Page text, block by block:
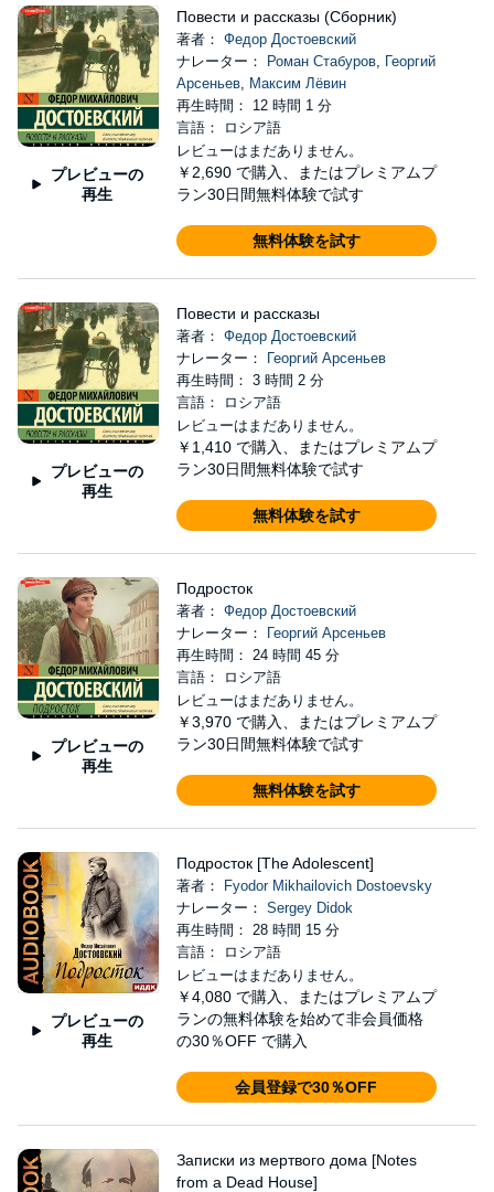
プレビューの
再生
Повести и рассказы (Сборник)
著者： Федор Достоевский
ナレーター：
Роман Стабуров, Георгий
Арсеньев, Максим Лёвин
再生時間： 12 時間 1 分
言語： ロシア語
レビューはまだありません。
￥2,690 で購入、またはプレミアムプ
ラン30日間無料体験で試す
無料体験を試す
プレビューの
再生
Повести и рассказы
著者： Федор Достоевский
ナレーター：
Георгий Арсеньев
再生時間： 3 時間 2 分
言語： ロシア語
レビューはまだありません。
￥1,410 で購入、またはプレミアムプ
ラン30日間無料体験で試す
無料体験を試す
プレビューの
再生
Подросток
著者： Федор Достоевский
ナレーター：
Георгий Арсеньев
再生時間： 24 時間 45 分
言語： ロシア語
レビューはまだありません。
￥3,970 で購入、またはプレミアムプ
ラン30日間無料体験で試す
無料体験を試す
プレビューの
再生
Подросток [The Adolescent]
著者：
Fyodor Mikhailovich Dostoevsky
ナレーター： Sergey Didok
再生時間： 28 時間 15 分
言語： ロシア語
レビューはまだありません。
￥4,080 で購入、またはプレミアムプ
ランの無料体験を始めて非会員価格
の30％OFF で購入
会員登録で30％OFF
Записки из мертвого дома [Notes
from a Dead House]